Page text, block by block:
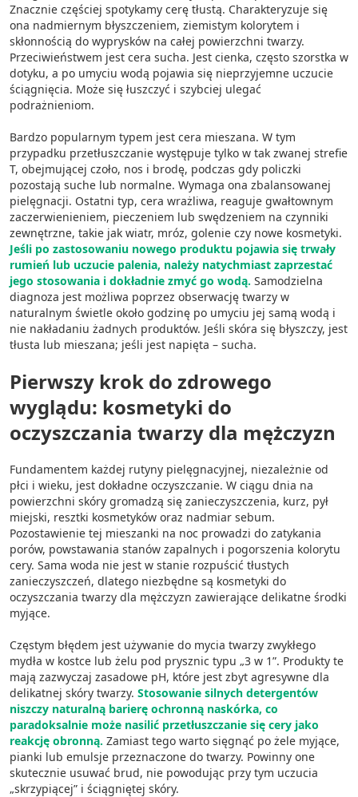
Znacznie częściej spotykamy cerę tłustą. Charakteryzuje się
ona nadmiernym błyszczeniem, ziemistym kolorytem i
skłonnością do wyprysków na całej powierzchni twarzy.
Przeciwieństwem jest cera sucha. Jest cienka, często szorstka w
dotyku, a po umyciu wodą pojawia się nieprzyjemne uczucie
ściągnięcia. Może się łuszczyć i szybciej ulegać
podrażnieniom.
Bardzo popularnym typem jest cera mieszana. W tym
przypadku przetłuszczanie występuje tylko w tak zwanej strefie
T, obejmującej czoło, nos i brodę, podczas gdy policzki
pozostają suche lub normalne. Wymaga ona zbalansowanej
pielęgnacji. Ostatni typ, cera wrażliwa, reaguje gwałtownym
zaczerwienieniem, pieczeniem lub swędzeniem na czynniki
zewnętrzne, takie jak wiatr, mróz, golenie czy nowe kosmetyki.
Jeśli po zastosowaniu nowego produktu pojawia się trwały
rumień lub uczucie palenia, należy natychmiast zaprzestać
jego stosowania i dokładnie zmyć go wodą. Samodzielna
diagnoza jest możliwa poprzez obserwację twarzy w
naturalnym świetle około godzinę po umyciu jej samą wodą i
nie nakładaniu żadnych produktów. Jeśli skóra się błyszczy, jest
tłusta lub mieszana; jeśli jest napięta – sucha.
Pierwszy krok do zdrowego
wyglądu: kosmetyki do
oczyszczania twarzy dla mężczyzn
Fundamentem każdej rutyny pielęgnacyjnej, niezależnie od
płci i wieku, jest dokładne oczyszczanie. W ciągu dnia na
powierzchni skóry gromadzą się zanieczyszczenia, kurz, pył
miejski, resztki kosmetyków oraz nadmiar sebum.
Pozostawienie tej mieszanki na noc prowadzi do zatykania
porów, powstawania stanów zapalnych i pogorszenia kolorytu
cery. Sama woda nie jest w stanie rozpuścić tłustych
zanieczyszczeń, dlatego niezbędne są kosmetyki do
oczyszczania twarzy dla mężczyzn zawierające delikatne środki
myjące.
Częstym błędem jest używanie do mycia twarzy zwykłego
mydła w kostce lub żelu pod prysznic typu „3 w 1”. Produkty te
mają zazwyczaj zasadowe pH, które jest zbyt agresywne dla
delikatnej skóry twarzy. Stosowanie silnych detergentów
niszczy naturalną barierę ochronną naskórka, co
paradoksalnie może nasilić przetłuszczanie się cery jako
reakcję obronną. Zamiast tego warto sięgnąć po żele myjące,
pianki lub emulsje przeznaczone do twarzy. Powinny one
skutecznie usuwać brud, nie powodując przy tym uczucia
„skrzypiącej” i ściągniętej skóry.